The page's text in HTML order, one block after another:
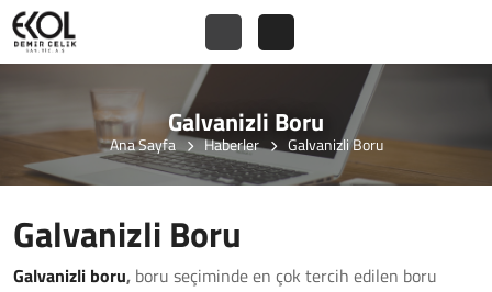
Galvanizli Boru
Ana Sayfa Haberler Galvanizli Boru
Galvanizli Boru
Galvanizli boru, boru seçiminde en çok tercih edilen boru